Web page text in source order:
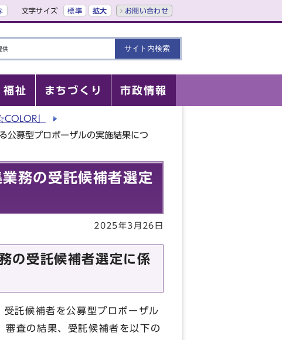
文字サイズ 標準 拡大 お問い合わせ
福祉 まちづくり 市政情報
」
公募型プロポーザルの実施結果につ
務の受託候補者選定
2025年3月26日
の受託候補者選定に係
託候補者を公募型プロポーザル
査の結果、受託候補者を以下の